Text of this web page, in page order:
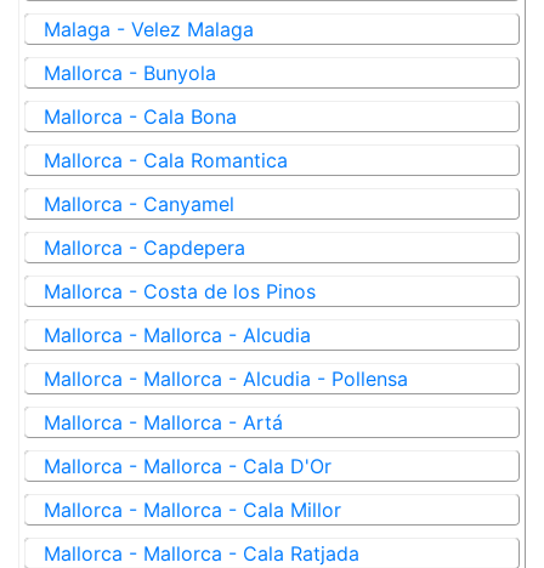
Malaga - Velez Malaga
Mallorca - Bunyola
Mallorca - Cala Bona
Mallorca - Cala Romantica
Mallorca - Canyamel
Mallorca - Capdepera
Mallorca - Costa de los Pinos
Mallorca - Mallorca - Alcudia
Mallorca - Mallorca - Alcudia - Pollensa
Mallorca - Mallorca - Artá
Mallorca - Mallorca - Cala D'Or
Mallorca - Mallorca - Cala Millor
Mallorca - Mallorca - Cala Ratjada